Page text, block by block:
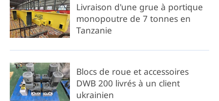
Livraison d'une grue à portique
monopoutre de 7 tonnes en
Tanzanie
Blocs de roue et accessoires
DWB 200 livrés à un client
ukrainien